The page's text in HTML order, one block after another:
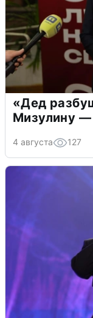
«Дед
Мизулину —
4 августа 127